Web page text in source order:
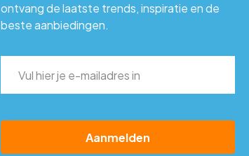
ontvang de laatste trends, inspiratie en de
beste aanbiedingen.
E-
mailadres
(Vereist)